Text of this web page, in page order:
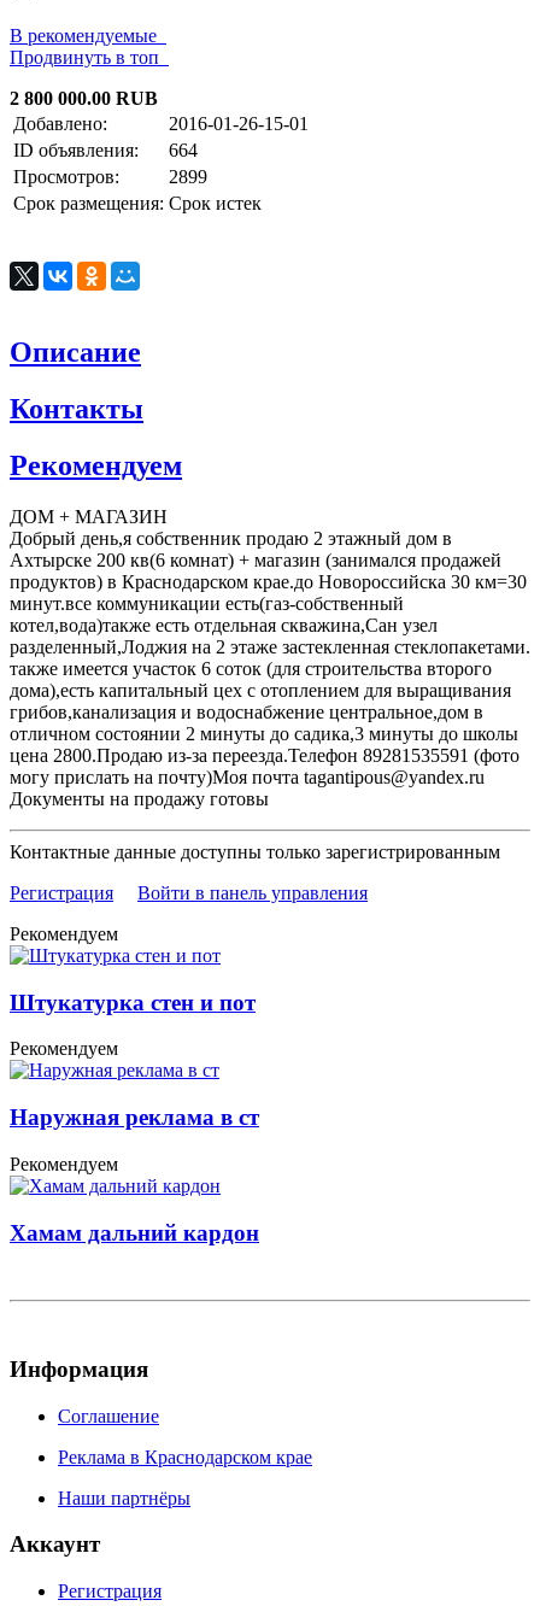
В рекомендуемые
Продвинуть в топ
2 800 000.00 RUB
Добавлено:
2016-01-26-15-01
ID объявления:
664
Просмотров:
2899
Срок размещения: Срок истек
Описание
Контакты
Рекомендуем
ДОМ + МАГАЗИН
Добрый день,я собственник продаю 2 этажный дом в
Ахтырске 200 кв(6 комнат) + магазин (занимался продажей
продуктов) в Краснодарском крае.до Новороссийска 30 км=30
минут.все коммуникации есть(газ-собственный
котел,вода)также есть отдельная скважина,Сан узел
разделенный,Лоджия на 2 этаже застекленная стеклопакетами.
также имеется участок 6 соток (для строительства второго
дома),есть капитальный цех с отоплением для выращивания
грибов,канализация и водоснабжение центральное,дом в
отличном состоянии 2 минуты до садика,3 минуты до школы
цена 2800.Продаю из-за переезда.Телефон 89281535591 (фото
могу прислать на почту)Моя почта tagantipous@yandex.ru
Документы на продажу готовы
Контактные данные доступны только зарегистрированным
Регистрация
Войти в панель управления
Рекомендуем
Штукатурка стен и пот
Рекомендуем
Наружная реклама в ст
Рекомендуем
Хамам дальний кардон
Информация
Соглашение
Реклама в Краснодарском крае
Наши партнёры
Аккаунт
Регистрация